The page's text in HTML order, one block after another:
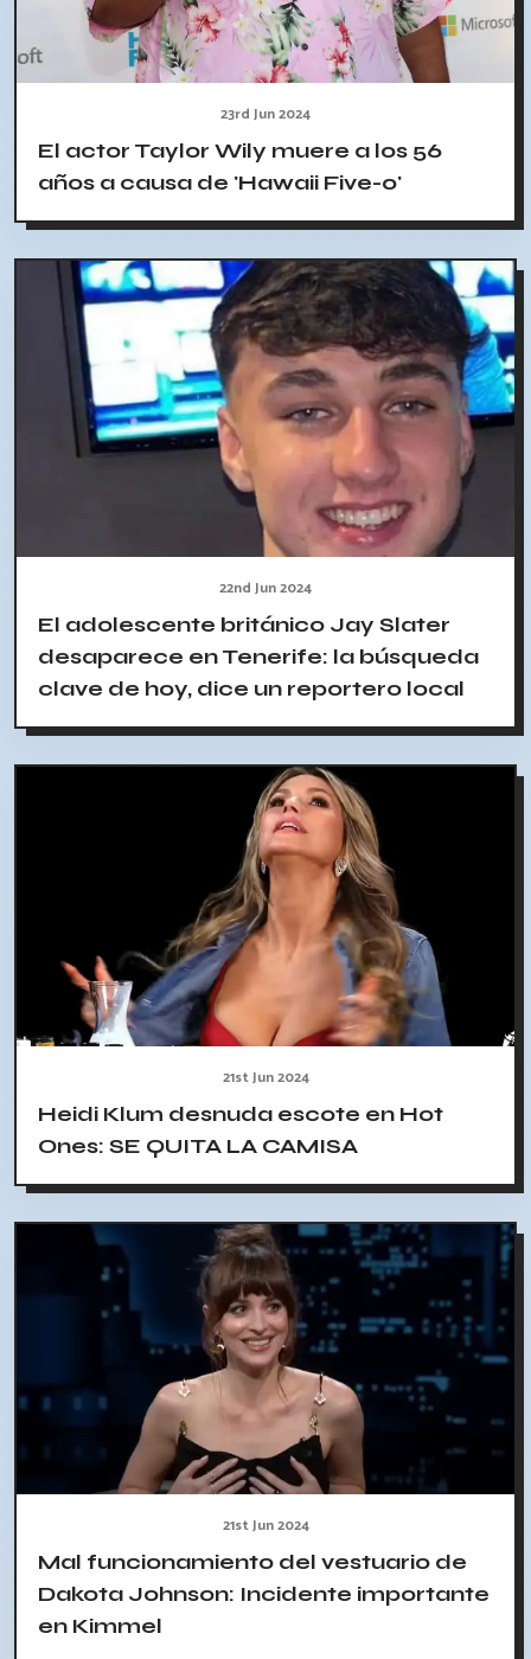
23rd Jun 2024
El actor Taylor Wily muere a los 56
años a causa de 'Hawaii Five-0'
22nd Jun 2024
El adolescente británico Jay Slater
desaparece en Tenerife: la búsqueda
clave de hoy, dice un reportero local
21st Jun 2024
Heidi Klum desnuda escote en Hot
Ones: SE QUITA LA CAMISA
21st Jun 2024
Mal funcionamiento del vestuario de
Dakota Johnson: Incidente importante
en Kimmel